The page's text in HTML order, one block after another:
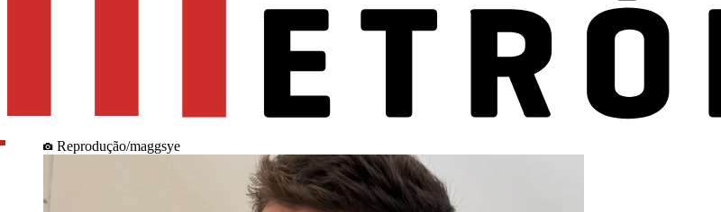
Reprodução/maggsye